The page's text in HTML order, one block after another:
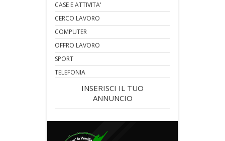
CASE E ATTIVITA'
CERCO LAVORO
COMPUTER
OFFRO LAVORO
SPORT
TELEFONIA
INSERISCI IL TUO
ANNUNCIO